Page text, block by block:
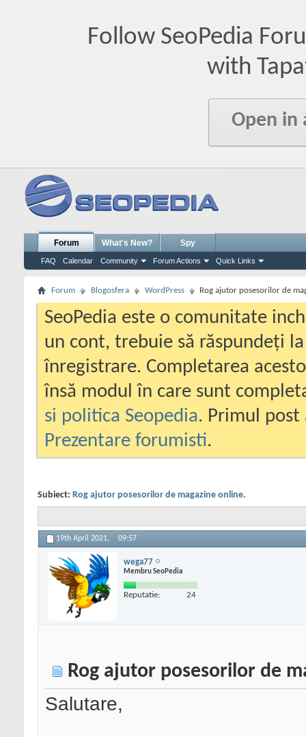
Follow SeoPedia
with
Open in
Forum
FAQ Calendar Community Forum Actions Quick Links
What's New? Spy
Forum Blogosfera WordPress Rog ajutor posesorilor de
SeoPedia este o comunitate
un cont, trebuie să răspundeți
înregistrare. Completarea
însă modul în care sunt
si politica Seopedia. Primul
Prezentare forumisti.
Subiect: Rog ajutor posesorilor de magazine online.
19th April 2021, 09:57
wega77
Membru SeoPedia
Reputatie: 24
Rog ajutor posesorilor de
Salutare,